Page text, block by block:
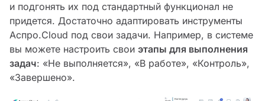
и подгонять их под стандартный функционал не
придется. Достаточно адаптировать инструменты
Аспро.Cloud под свои задачи. Например, в системе
вы можете настроить свои этапы для выполнения
задач: «Не выполняется», «‎В работе», «Контроль»,
«Завершено».